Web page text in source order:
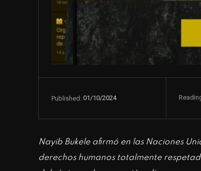
Published: 01/10/2024
Nayib Bukele afirmó en las Naciones
derechos humanos totalmente